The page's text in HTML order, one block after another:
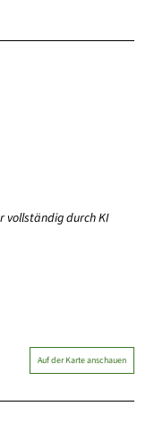
vollständig durch KI
Auf der Karte anschauen